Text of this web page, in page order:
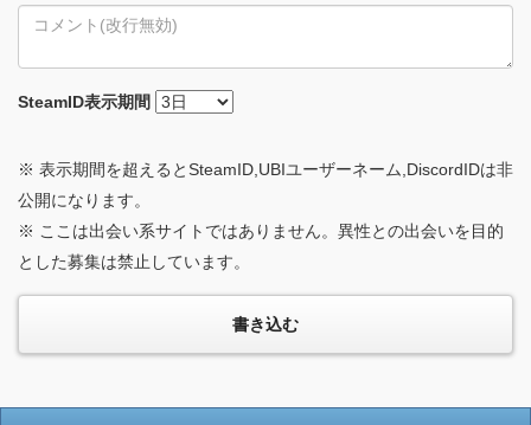
SteamID表示期間
※ 表示期間を超えるとSteamID,UBIユーザーネーム,DiscordIDは非
公開になります。
※ ここは出会い系サイトではありません。異性との出会いを目的
とした募集は禁止しています。